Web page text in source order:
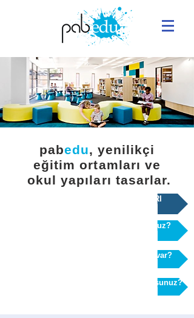
pabedu, yenilikçi
eğitim ortamları ve
okul yapıları tasarlar.
YENİ NORMALDE OKUL YAPILARI
Okulunuzu yenilemek mi istiyorsunuz?
Okulunuzun ek binalara mı ihtiyacı var?
Yeni okul / kampüs mü kurmak istiyorsunuz?